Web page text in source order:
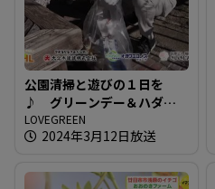
公園清掃と遊びの１日を
♪ グリーンデー＆ハダシ
ランド
LOVEGREEN
2024年3月12日放送